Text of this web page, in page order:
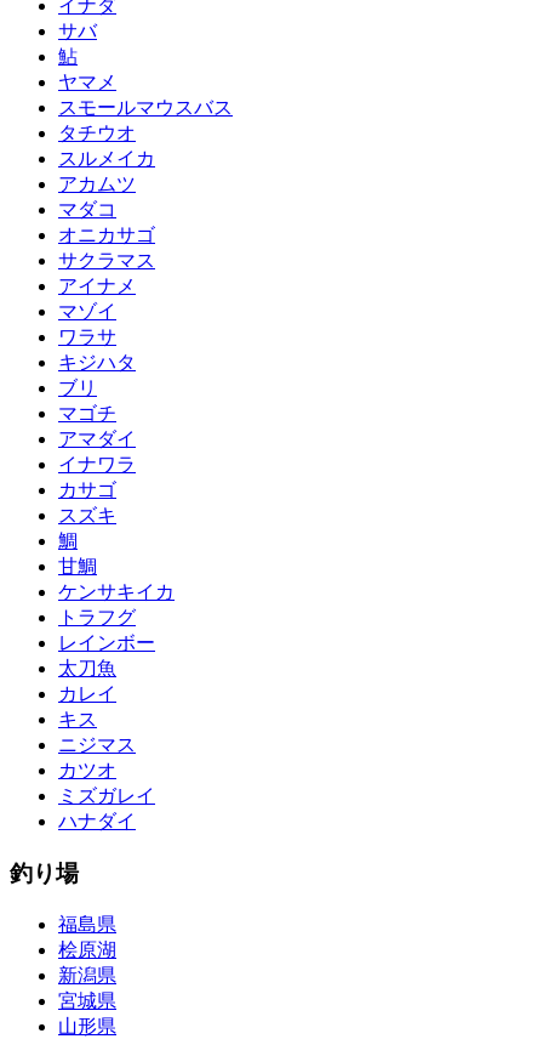
イナダ
サバ
鮎
ヤマメ
スモールマウスバス
タチウオ
スルメイカ
アカムツ
マダコ
オニカサゴ
サクラマス
アイナメ
マゾイ
ワラサ
キジハタ
ブリ
マゴチ
アマダイ
イナワラ
カサゴ
スズキ
鯛
甘鯛
ケンサキイカ
トラフグ
レインボー
太刀魚
カレイ
キス
ニジマス
カツオ
ミズガレイ
ハナダイ
釣り場
福島県
桧原湖
新潟県
宮城県
山形県